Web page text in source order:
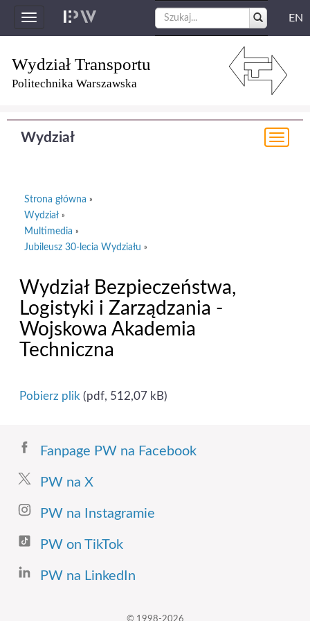
Toggle
navigation
EN
Wydział Transportu
Politechnika Warszawska
Wydział
Strona główna »
Wydział »
Multimedia »
Jubileusz 30-lecia Wydziału »
Wydział Bezpieczeństwa,
Logistyki i Zarządzania -
Wojskowa Akademia
Techniczna
Pobierz plik (pdf, 512,07 kB)
Fanpage PW na Facebook
PW na X
PW na Instagramie
PW on TikTok
PW na LinkedIn
© 1998-2026